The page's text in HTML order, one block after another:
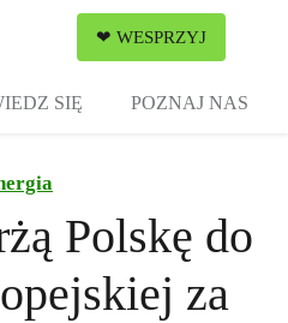
❤ WESPRZYJ
SIĘ POZNAJ NAS
Polskę do
za